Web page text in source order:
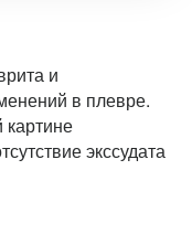
и
в плевре.
картине
экссудата